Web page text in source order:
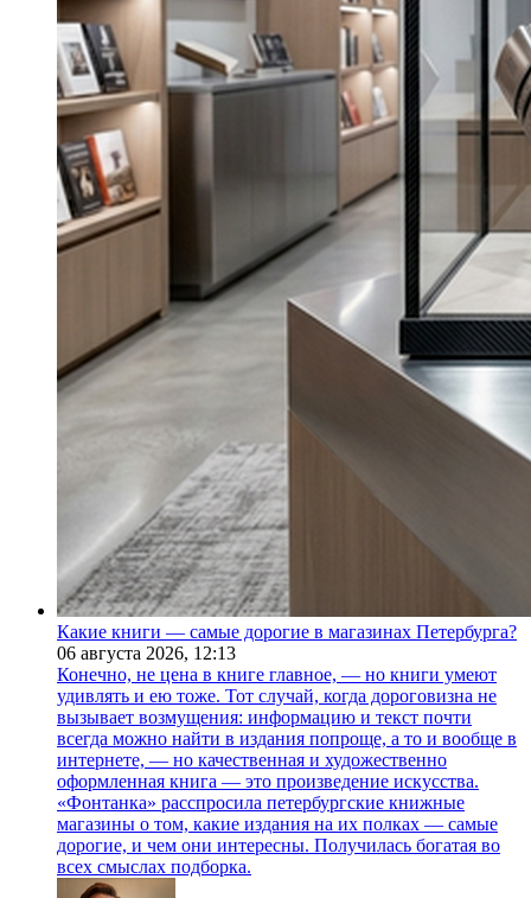
Какие книги — самые дорогие в магазинах Петербурга?
06 августа 2026, 12:13
Конечно, не цена в книге главное, — но книги умеют
удивлять и ею тоже. Тот случай, когда дороговизна не
вызывает возмущения: информацию и текст почти
всегда можно найти в издания попроще, а то и вообще в
интернете, — но качественная и художественно
оформленная книга — это произведение искусства.
«Фонтанка» расспросила петербургские книжные
магазины о том, какие издания на их полках — самые
дорогие, и чем они интересны. Получилась богатая во
всех смыслах подборка.